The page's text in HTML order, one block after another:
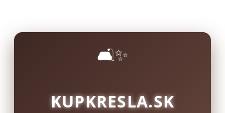
🛋️✨
KUPKRESLA.SK